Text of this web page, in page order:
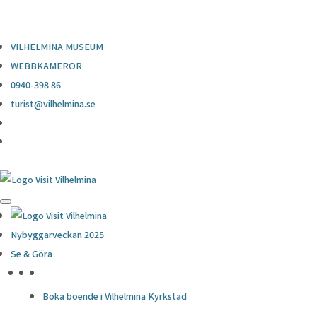
VILHELMINA MUSEUM
WEBBKAMEROR
0940-398 86
turist@vilhelmina.se
Nybyggarveckan 2025
Se & Göra
Boka boende i Vilhelmina Kyrkstad